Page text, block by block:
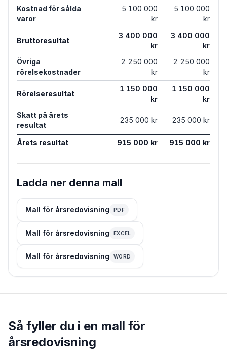
Kostnad för sålda
varor
5 100 000
kr
5 100 000
kr
Bruttoresultat
3 400 000
kr
3 400 000
kr
Övriga
rörelsekostnader
2 250 000
kr
2 250 000
kr
Rörelseresultat
1 150 000
kr
1 150 000
kr
Skatt på årets
resultat
235 000 kr 235 000 kr
Årets resultat 915 000 kr 915 000 kr
Ladda ner denna mall
Mall för årsredovisning PDF
Mall för årsredovisning EXCEL
Mall för årsredovisning WORD
Så fyller du i en mall för
årsredovisning